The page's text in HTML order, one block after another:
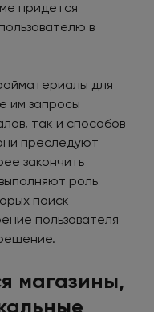
придется
в
для
им запросы
так и способов
преследуют
закончить
роль
поиск
пользователя
магазины,